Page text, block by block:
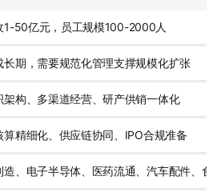
1-50亿元，员工规模100-2000人
长期，需要规范化管理支撑规模化扩张
架构、多渠道经营、研产供销一体化
算精细化、供应链协同、IPO合规准备
造、电子半导体、医药流通、汽车配件、